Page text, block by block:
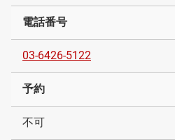
電話番号
03-6426-5122
予約
不可